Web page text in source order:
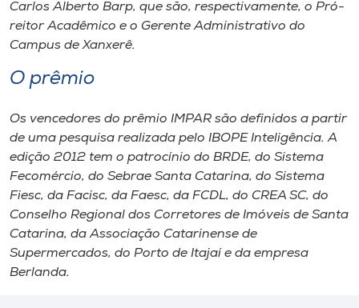
Carlos Alberto Barp, que são, respectivamente, o Pró-
reitor Acadêmico e o Gerente Administrativo do
Campus de Xanxerê.
O prêmio
Os vencedores do prêmio IMPAR são definidos a partir
de uma pesquisa realizada pelo IBOPE Inteligência. A
edição 2012 tem o patrocínio do BRDE, do Sistema
Fecomércio, do Sebrae Santa Catarina, do Sistema
Fiesc, da Facisc, da Faesc, da FCDL, do CREA SC, do
Conselho Regional dos Corretores de Imóveis de Santa
Catarina, da Associação Catarinense de
Supermercados, do Porto de Itajaí e da empresa
Berlanda.